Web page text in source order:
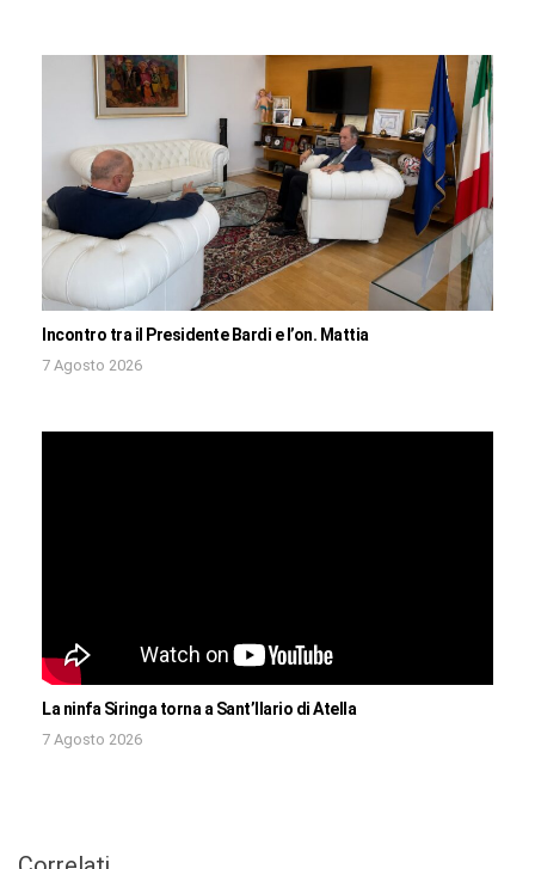
Incontro tra il Presidente Bardi e l’on. Mattia
7 Agosto 2026
La ninfa Siringa torna a Sant’Ilario di Atella
7 Agosto 2026